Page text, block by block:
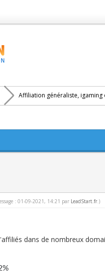
Affiliation généraliste, igaming
: 01-09-2021, 14:21 par LeadStart.fr.)
dans de nombreux